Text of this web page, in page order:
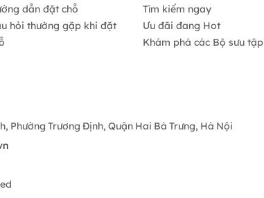
dẫn đặt chỗ
hỏi thường gặp khi đặt
Tìm kiếm ngay
Ưu đãi đang Hot
Khám phá các Bộ sưu tập
Phường Trương Định, Quận Hai Bà Trưng, Hà Nội